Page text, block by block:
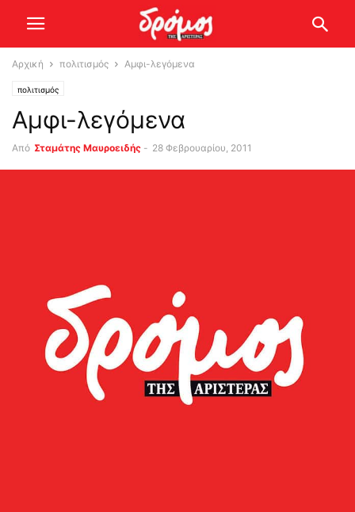
Αρχική πολιτισμός Αμφι-λεγόμενα
πολιτισμός
Αμφι-λεγόμενα
Από Σταμάτης Μαυροειδής - 28 Φεβρουαρίου, 2011